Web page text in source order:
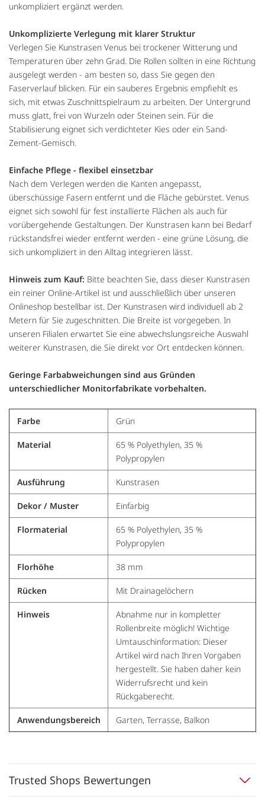
unkompliziert ergänzt werden.
Unkomplizierte Verlegung mit klarer Struktur
Verlegen Sie Kunstrasen Venus bei trockener Witterung und
Temperaturen über zehn Grad. Die Rollen sollten in eine Richtung
ausgelegt werden - am besten so, dass Sie gegen den
Faserverlauf blicken. Für ein sauberes Ergebnis empfiehlt es
sich, mit etwas Zuschnittspielraum zu arbeiten. Der Untergrund
muss glatt, frei von Wurzeln oder Steinen sein. Für die
Stabilisierung eignet sich verdichteter Kies oder ein Sand-
Zement-Gemisch.
Einfache Pflege - flexibel einsetzbar
Nach dem Verlegen werden die Kanten angepasst,
überschüssige Fasern entfernt und die Fläche gebürstet. Venus
eignet sich sowohl für fest installierte Flächen als auch für
vorübergehende Gestaltungen. Der Kunstrasen kann bei Bedarf
rückstandsfrei wieder entfernt werden - eine grüne Lösung, die
sich unkompliziert in den Alltag integrieren lässt.
Hinweis zum Kauf: Bitte beachten Sie, dass dieser Kunstrasen
ein reiner Online-Artikel ist und ausschließlich über unseren
Onlineshop bestellbar ist. Der Kunstrasen wird individuell ab 2
Metern für Sie zugeschnitten. Die Breite ist vorgegeben. In
unseren Filialen erwartet Sie eine abwechslungsreiche Auswahl
weiterer Kunstrasen, die Sie direkt vor Ort entdecken können.
Geringe Farbabweichungen sind aus Gründen
unterschiedlicher Monitorfabrikate vorbehalten.
Farbe Grün
Material
65 % Polyethylen, 35 %
Polypropylen
Ausführung Kunstrasen
Dekor / Muster Einfarbig
Flormaterial
65 % Polyethylen, 35 %
Polypropylen
Florhöhe 38 mm
Rücken Mit Drainagelöchern
Hinweis
Abnahme nur in kompletter
Rollenbreite möglich! Wichtige
Umtauschinformation: Dieser
Artikel wird nach Ihren Vorgaben
hergestellt. Sie haben daher kein
Widerrufsrecht und kein
Rückgaberecht.
Anwendungsbereich Garten, Terrasse, Balkon
Trusted Shops Bewertungen